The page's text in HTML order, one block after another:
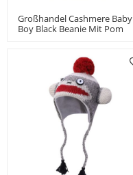
Großhandel Cashmere Baby
Boy Black Beanie Mit Pom